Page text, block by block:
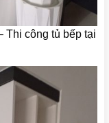
Thi công tủ bếp tại